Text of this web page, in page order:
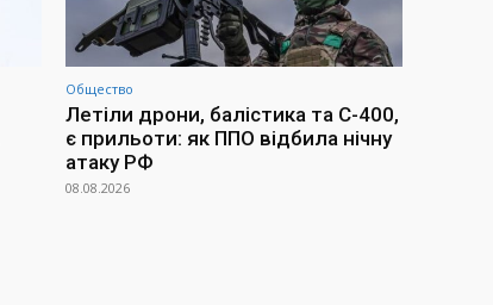
Общество
Летіли дрони, балістика та С-400,
є прильоти: як ППО відбила нічну
атаку РФ
08.08.2026